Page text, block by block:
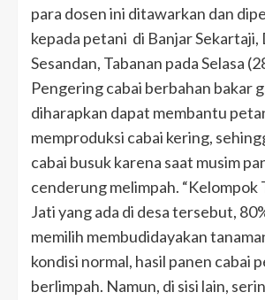
para dosen ini ditawarkan dan
kepada petani di Banjar Sekartaji,
Sesandan, Tabanan pada Selasa
Pengering cabai berbahan bakar
diharapkan dapat membantu
memproduksi cabai kering,
cabai busuk karena saat musim
cenderung melimpah. “Kelompok
Jati yang ada di desa tersebut,
memilih membudidayakan
kondisi normal, hasil panen cabai
berlimpah. Namun, di sisi lain,